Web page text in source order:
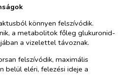
könnyen felszívódik.
a metabolitok főleg glukuronid-
a vizelettel távoznak.
felszívódik, maximális
belül eléri, felezési ideje a